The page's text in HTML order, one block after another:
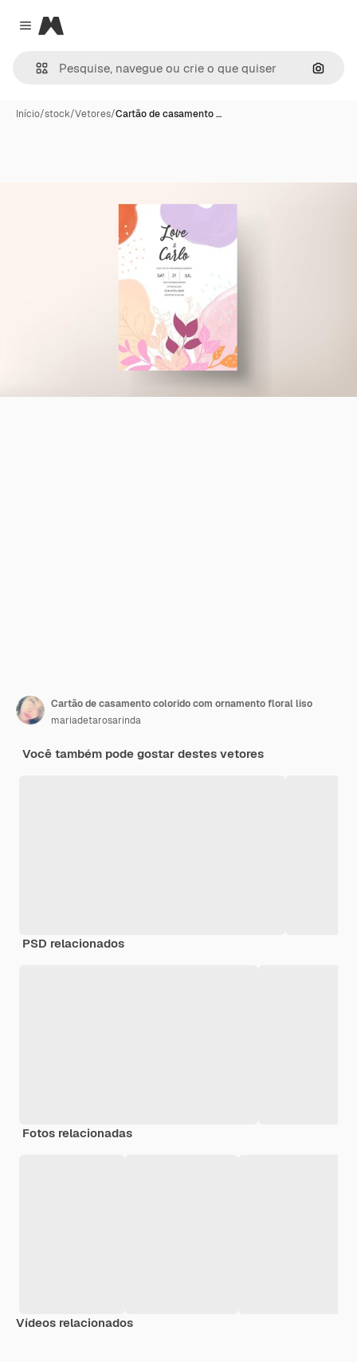
Close menu
Magnific
Início/stock/Vetores/Cartão de casamento …
Cartão de casamento colorido com ornamento floral liso
mariadetarosarinda
Você também pode gostar destes vetores
PSD relacionados
Fotos relacionadas
Vídeos relacionados